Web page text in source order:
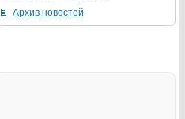
Архив новостей